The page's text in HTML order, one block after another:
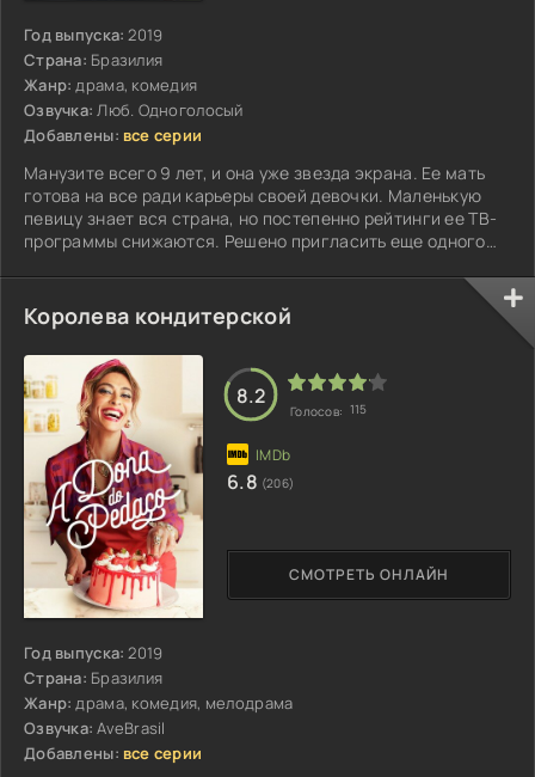
Год выпуска: 2019
Страна: Бразилия
Жанр: драма, комедия
Озвучка: Люб. Одноголосый
Добавлены: все серии
Манузите всего 9 лет, и она уже звезда экрана. Ее мать
готова на все ради карьеры своей девочки. Маленькую
певицу знает вся страна, но постепенно рейтинги ее ТВ-
программы снижаются. Решено пригласить еще одного
среди телезрителей...
Королева кондитерской
Год выпуска: 2019
Страна: Бразилия
Жанр: драма, комедия, мелодрама
Озвучка: AveBrasil
Добавлены: все серии
СМОТРЕТЬ ОНЛАЙН
8.2
Голосов: 115
6.8 (206)